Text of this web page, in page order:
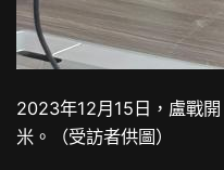
2023年12月15日，盧戰
米。（受訪者供圖）